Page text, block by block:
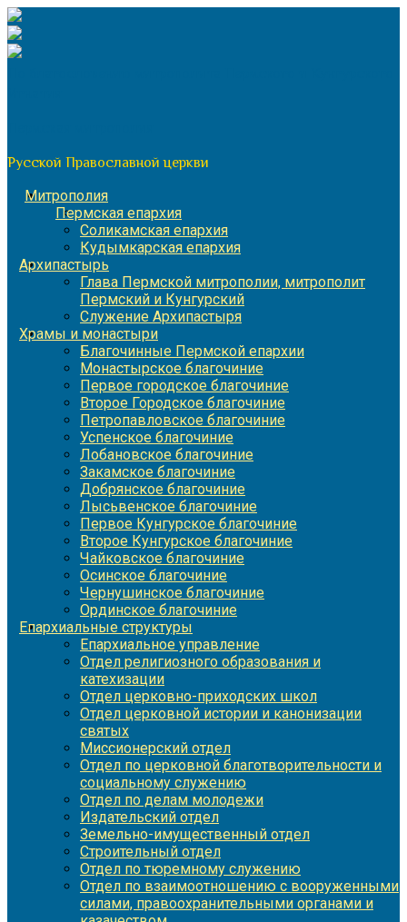
Перейти
к
содержимому
Русской Православной церкви
Митрополия
Пермская епархия
Соликамская епархия
Кудымкарская епархия
Архипастырь
Глава Пермской митрополии, митрополит
Пермский и Кунгурский
Служение Архипастыря
Храмы и монастыри
Благочинные Пермской епархии
Монастырское благочиние
Первое городское благочиние
Второе Городское благочиние
Петропавловское благочиние
Успенское благочиние
Лобановское благочиние
Закамское благочиние
Добрянское благочиние
Лысьвенское благочиние
Первое Кунгурское благочиние
Второе Кунгурское благочиние
Чайковское благочиние
Осинское благочиние
Чернушинское благочиние
Ординское благочиние
Епархиальные структуры
Епархиальное управление
Отдел религиозного образования и
катехизации
Отдел церковно-приходских школ
Отдел церковной истории и канонизации
святых
Миссионерский отдел
Отдел по церковной благотворительности и
социальному служению
Отдел по делам молодежи
Издательский отдел
Земельно-имущественный отдел
Строительный отдел
Отдел по тюремному служению
Отдел по взаимоотношению с вооруженными
силами, правоохранительными органами и